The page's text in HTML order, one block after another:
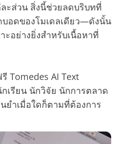
ะส่วน สิ่งนี้ช่วยลดบริบทที่
อดของโมเดลเดียว—ดังนั้น
อย่างยิ่งสำหรับเนื้อหาที่
Tomedes AI Text
เรียน นักวิจัย นักการตลาด
ยำเมื่อใดก็ตามที่ต้องการ